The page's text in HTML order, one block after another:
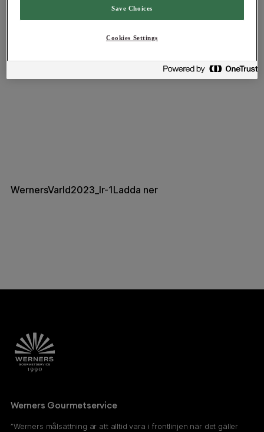
WernersVarld2023_lr-1Ladda ner
Werners Gourmetservice
”Werners målsättning är att alltid vara i frontlinjen när det gäller
Save Choices
Cookies Settings